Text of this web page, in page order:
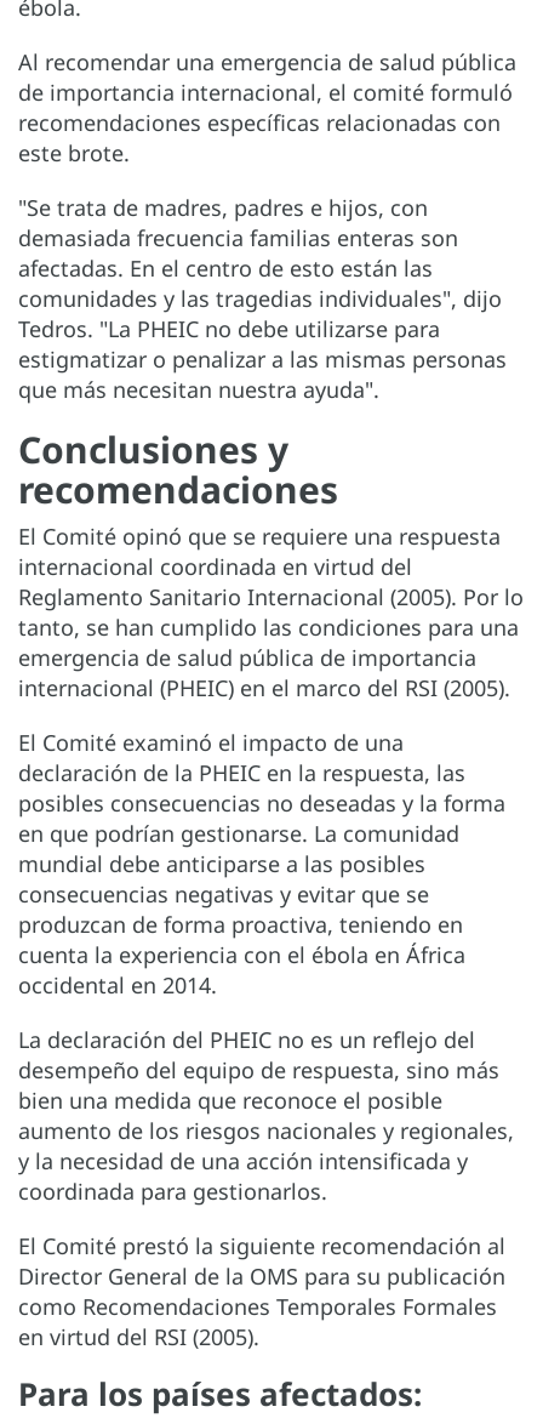
ébola.
Al recomendar una emergencia de salud pública
de importancia internacional, el comité formuló
recomendaciones específicas relacionadas con
este brote.
"Se trata de madres, padres e hijos, con
demasiada frecuencia familias enteras son
afectadas. En el centro de esto están las
comunidades y las tragedias individuales", dijo
Tedros. "La PHEIC no debe utilizarse para
estigmatizar o penalizar a las mismas personas
que más necesitan nuestra ayuda".
Conclusiones y
recomendaciones
El Comité opinó que se requiere una respuesta
internacional coordinada en virtud del
Reglamento Sanitario Internacional (2005). Por lo
tanto, se han cumplido las condiciones para una
emergencia de salud pública de importancia
internacional (PHEIC) en el marco del RSI (2005).
El Comité examinó el impacto de una
declaración de la PHEIC en la respuesta, las
posibles consecuencias no deseadas y la forma
en que podrían gestionarse. La comunidad
mundial debe anticiparse a las posibles
consecuencias negativas y evitar que se
produzcan de forma proactiva, teniendo en
cuenta la experiencia con el ébola en África
occidental en 2014.
La declaración del PHEIC no es un reflejo del
desempeño del equipo de respuesta, sino más
bien una medida que reconoce el posible
aumento de los riesgos nacionales y regionales,
y la necesidad de una acción intensificada y
coordinada para gestionarlos.
El Comité prestó la siguiente recomendación al
Director General de la OMS para su publicación
como Recomendaciones Temporales Formales
en virtud del RSI (2005).
Para los países afectados: